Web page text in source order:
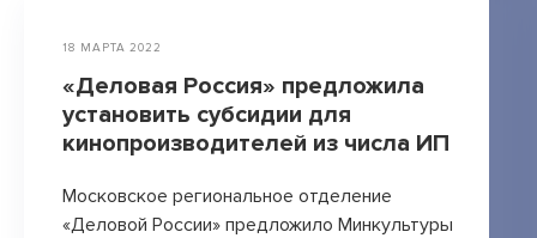
18 МАРТА 2022
«Деловая Россия» предложила
установить субсидии для
кинопроизводителей из числа ИП
Московское региональное отделение
«Деловой России» предложило Минкультуры